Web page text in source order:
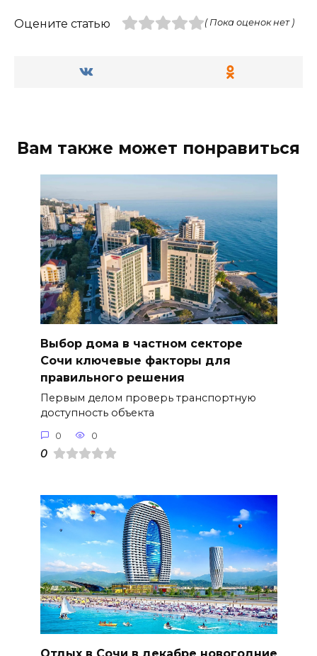
Оцените статью ( Пока оценок нет )
Вам также может понравиться
Выбор дома в частном секторе
Сочи ключевые факторы для
правильного решения
Первым делом проверь транспортную
доступность объекта
0 0
0